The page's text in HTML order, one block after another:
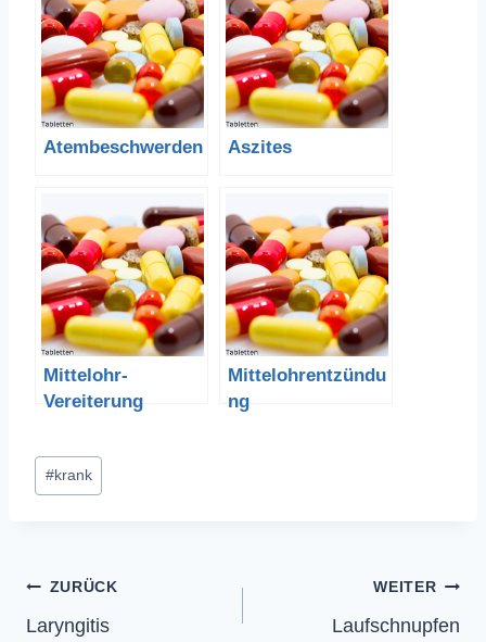
Atembeschwerden Aszites
Mittelohr-
Vereiterung
Mittelohrentzündu
ng
Schlagworte:
#krank
Beitragsnavigation
ZURÜCK
Laryngitis
WEITER
Laufschnupfen